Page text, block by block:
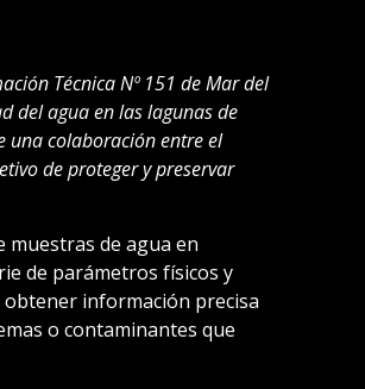
Técnica Nº 151 de Mar del
del agua en las lagunas de
una colaboración entre el
de proteger y preservar
muestras de agua en
de parámetros físicos y
información precisa
o contaminantes que